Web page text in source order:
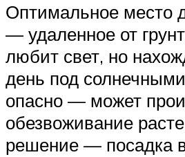
Оптимальное место
— удаленное от
любит свет, но
день под
опасно — может
обезвоживание
решение — посадка